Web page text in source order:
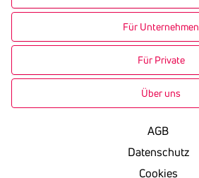
Für Unternehmen
Für Private
Über uns
AGB
Datenschutz
Cookies